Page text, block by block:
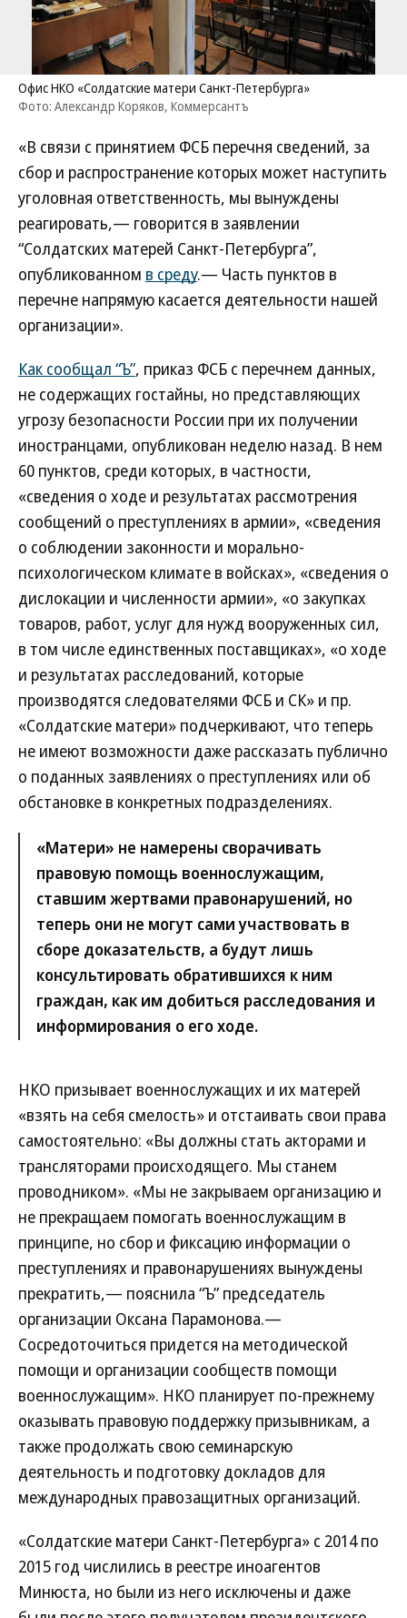
Офис НКО «Солдатские матери Санкт-Петербурга»
Фото: Александр Коряков, Коммерсантъ
«В связи с принятием ФСБ перечня сведений, за
сбор и распространение которых может наступить
уголовная ответственность, мы вынуждены
реагировать,— говорится в заявлении
“Солдатских матерей Санкт-Петербурга”,
опубликованном в среду.— Часть пунктов в
перечне напрямую касается деятельности нашей
организации».
Как сообщал “Ъ”, приказ ФСБ с перечнем данных,
не содержащих гостайны, но представляющих
угрозу безопасности России при их получении
иностранцами, опубликован неделю назад. В нем
60 пунктов, среди которых, в частности,
«сведения о ходе и результатах рассмотрения
сообщений о преступлениях в армии», «сведения
о соблюдении законности и морально-
психологическом климате в войсках», «сведения о
дислокации и численности армии», «о закупках
товаров, работ, услуг для нужд вооруженных сил,
в том числе единственных поставщиках», «о ходе
и результатах расследований, которые
производятся следователями ФСБ и СК» и пр.
«Солдатские матери» подчеркивают, что теперь
не имеют возможности даже рассказать публично
о поданных заявлениях о преступлениях или об
обстановке в конкретных подразделениях.
«Матери» не намерены сворачивать
правовую помощь военнослужащим,
ставшим жертвами правонарушений, но
теперь они не могут сами участвовать в
сборе доказательств, а будут лишь
консультировать обратившихся к ним
граждан, как им добиться расследования и
информирования о его ходе.
НКО призывает военнослужащих и их матерей
«взять на себя смелость» и отстаивать свои права
самостоятельно: «Вы должны стать акторами и
трансляторами происходящего. Мы станем
проводником». «Мы не закрываем организацию и
не прекращаем помогать военнослужащим в
принципе, но сбор и фиксацию информации о
преступлениях и правонарушениях вынуждены
прекратить,— пояснила “Ъ” председатель
организации Оксана Парамонова.—
Сосредоточиться придется на методической
помощи и организации сообществ помощи
военнослужащим». НКО планирует по-прежнему
оказывать правовую поддержку призывникам, а
также продолжать свою семинарскую
деятельность и подготовку докладов для
международных правозащитных организаций.
«Солдатские матери Санкт-Петербурга» с 2014 по
2015 год числились в реестре иноагентов
Минюста, но были из него исключены и даже